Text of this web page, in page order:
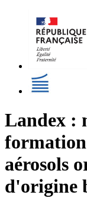
Landex :
formation
aérosols
d'origine